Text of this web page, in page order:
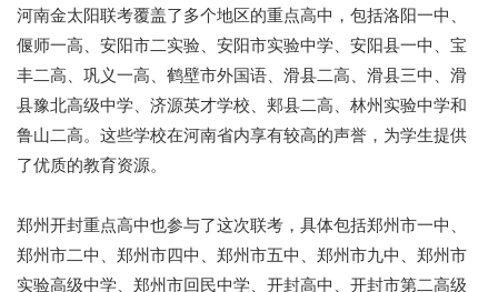
河南金太阳联考覆盖了多个地区的重点高中，包括洛阳一中、
偃师一高、安阳市二实验、安阳市实验中学、安阳县一中、宝
丰二高、巩义一高、鹤壁市外国语、滑县二高、滑县三中、滑
县豫北高级中学、济源英才学校、郏县二高、林州实验中学和
鲁山二高。这些学校在河南省内享有较高的声誉，为学生提供
了优质的教育资源。
郑州开封重点高中也参与了这次联考，具体包括郑州市一中、
郑州市二中、郑州市四中、郑州市五中、郑州市九中、郑州市
实验高级中学、郑州市回民中学、开封高中、开封市第二高级